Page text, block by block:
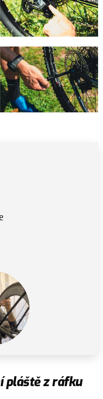
pláště z ráfku